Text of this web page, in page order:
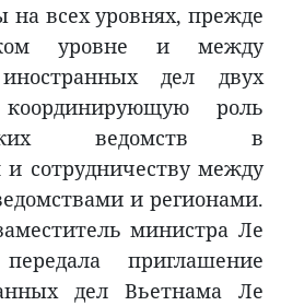
всех уровнях, прежде
уровне и между
дел двух
роль
ведомств в
и сотрудничеству между
и регионами.
министра Ле
приглашение
дел Вьетнама Ле